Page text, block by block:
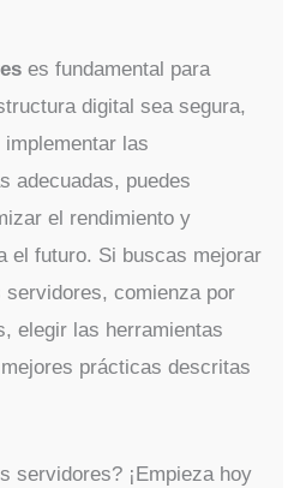
es fundamental para
digital sea segura,
las
adecuadas, puedes
el rendimiento y
el futuro. Si buscas mejorar
comienza por
elegir las herramientas
prácticas descritas
servidores? ¡Empieza hoy